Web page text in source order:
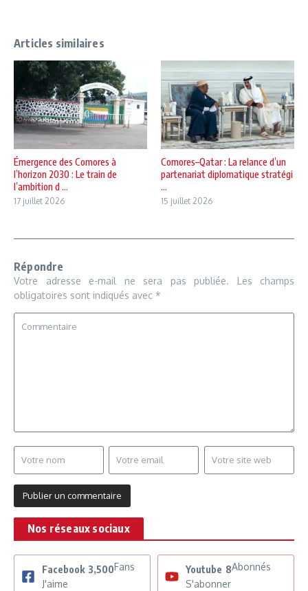
Articles similaires
Émergence des Comores à
l’horizon 2030 : Le train de
l’ambition d ...
17 juillet 2026
Comores–Qatar : La relance d’un
partenariat diplomatique stratégi
...
15 juillet 2026
Répondre
Votre adresse e-mail ne sera pas publiée.
Les champs
obligatoires sont indiqués avec *
Nos réseaux sociaux
Facebook 3,500Fans
J'aime
Youtube 8Abonnés
S'abonner